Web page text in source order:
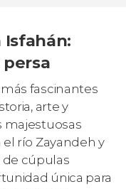
Isfahán:
fascinantes
arte y
majestuosas
río Zayandeh y
cúpulas
única para